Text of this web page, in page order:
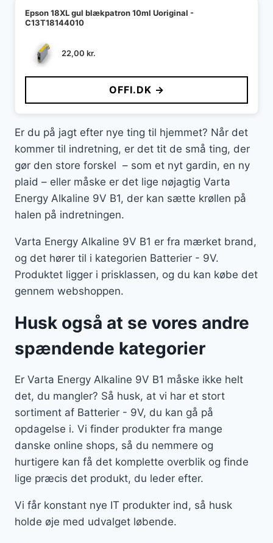
Epson 18XL gul blækpatron 10ml Uoriginal -
C13T18144010
22,00 kr.
OFFI.DK →
Er du på jagt efter nye ting til hjemmet? Når det
kommer til indretning, er det tit de små ting, der
gør den store forskel – som et nyt gardin, en ny
plaid – eller måske er det lige nøjagtig Varta
Energy Alkaline 9V B1, der kan sætte krøllen på
halen på indretningen.
Varta Energy Alkaline 9V B1 er fra mærket brand,
og det hører til i kategorien Batterier - 9V.
Produktet ligger i prisklassen, og du kan købe det
gennem webshoppen.
Husk også at se vores andre
spændende kategorier
Er Varta Energy Alkaline 9V B1 måske ikke helt
det, du mangler? Så husk, at vi har et stort
sortiment af Batterier - 9V, du kan gå på
opdagelse i. Vi finder produkter fra mange
danske online shops, så du nemmere og
hurtigere kan få det komplette overblik og finde
lige præcis det produkt, du leder efter.
Vi får konstant nye IT produkter ind, så husk
holde øje med udvalget løbende.